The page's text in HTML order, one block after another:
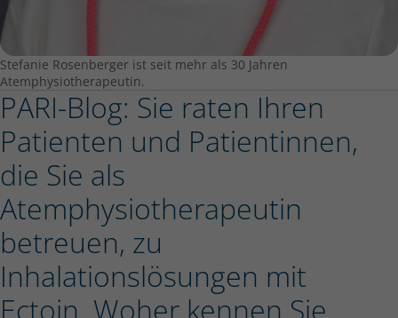
Stefanie Rosenberger ist seit mehr als 30 Jahren
Atemphysiotherapeutin.
PARI-Blog: Sie raten Ihren
Patienten und Patientinnen,
die Sie als
Atemphysiotherapeutin
betreuen, zu
Inhalationslösungen mit
Ectoin. Woher kennen Sie